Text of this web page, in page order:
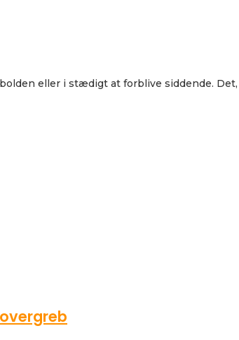
eller i stædigt at forblive siddende.